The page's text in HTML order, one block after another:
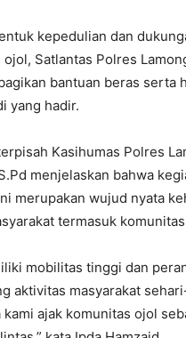
kepedulian dan
Satlantas Polres
bantuan beras serta
yang hadir.
Kasihumas Polres
menjelaskan bahwa
merupakan wujud nyata
termasuk
mobilitas tinggi dan
aktivitas masyarakat
kami ajak komunitas ojol